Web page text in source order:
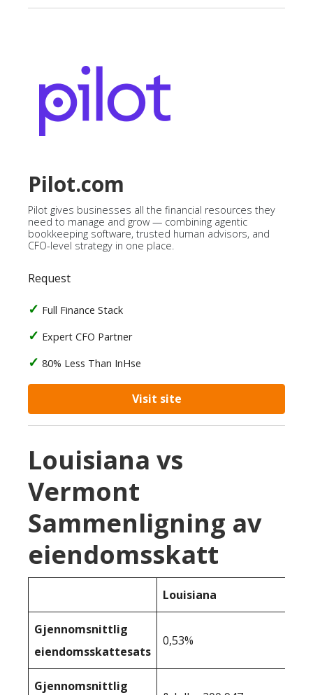
Pilot.com
Pilot gives businesses all the financial resources they
need to manage and grow — combining agentic
bookkeeping software, trusted human advisors, and
CFO-level strategy in one place.
Request
Full Finance Stack
Expert CFO Partner
80% Less Than InHse
Visit site
Louisiana vs
Vermont
Sammenligning av
eiendomsskatt
Louisiana
Gjennomsnittlig
eiendomsskattesats
0,53%
Gjennomsnittlig